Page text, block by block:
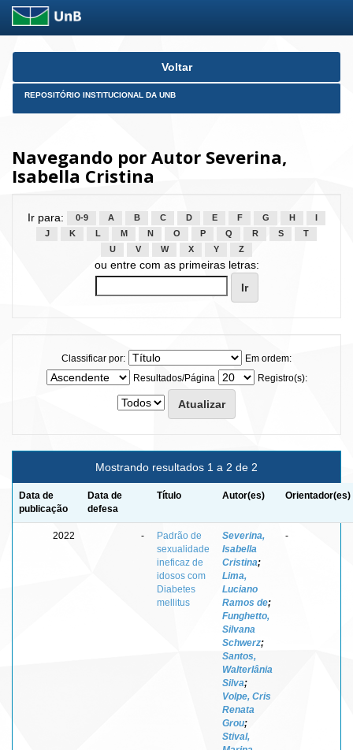
Skip
Voltar
REPOSITÓRIO INSTITUCIONAL DA UNB
Navegando por Autor Severina,
Isabella Cristina
Ir para: 0-9 A B C D E F G H
J
K L M N O P Q R S
T
U
V W X Y Z
ou entre com as primeiras letras:
Classificar por:
Em ordem:
Resultados/Página
Registro(s):
Mostrando resultados 1 a 2 de 2
Data de
publicação
Data de
defesa
Título Autor(es) Orientador(es)
2022 -
Padrão de
sexualidade
ineficaz de
idosos com
Diabetes
mellitus
Severina,
Isabella
Cristina;
Lima,
Luciano
Ramos de;
Funghetto,
Silvana
Schwerz;
Santos,
Walterlânia
Silva;
Volpe, Cris
Renata
Grou;
Stival,
-